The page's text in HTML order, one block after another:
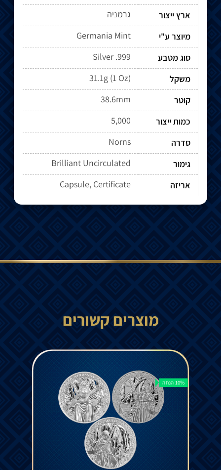
ארץ ייצור
גרמניה
מיוצר ע"י
Germania Mint
סוג מטבע
Silver .999
משקל
31.1g (1 Oz)
קוטר
38.6mm
כמות ייצור
5,000
סדרה
Norns
גימור
Brilliant Uncirculated
אריזה
Capsule, Certificate
מוצרים קשורים
10% הנחה